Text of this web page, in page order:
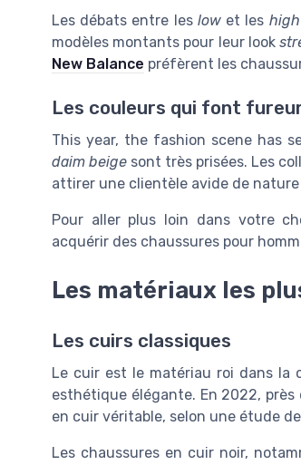
Les débats entre les lowet les high
modèles montants pour leur look
New Balance préfèrent les
Les couleurs qui font
This year, the fashion scene has
daim beige sont très prisées. Les
attirer une clientèle avide de
Pour aller plus loin dans votre
acquérir des chaussures pour
Les matériaux les
Les cuirs classiques
Le cuir est le matériau roi dans la
esthétique élégante. En 2022,
en cuir véritable, selon une étude de
Les chaussures en cuir noir,